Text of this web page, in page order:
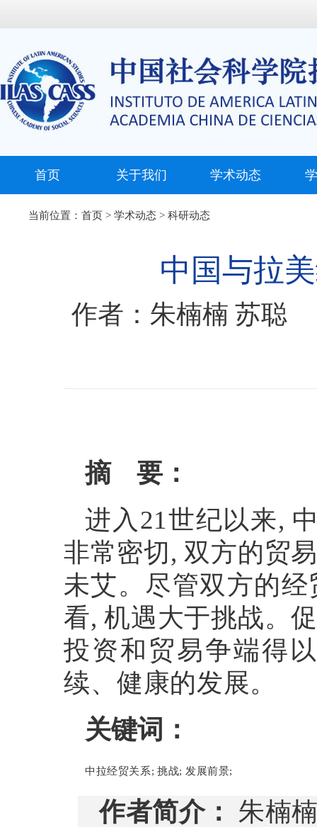
首页 关于我们 学术动态
当前位置： 首页 > 学术动态 > 科研动态
中国与拉
作者：朱楠楠 苏
摘
要：
进入 21世纪以来,
非常密切 , 双方的贸
未艾。尽管双方的
看,机遇大于挑战。
投资和贸易争端得
续、健康的发展。
关键词：
中拉经贸关系; 挑战; 发展前景;
作者简介：
朱楠